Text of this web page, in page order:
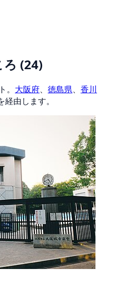
(24)
大阪府、 徳島県、 香川
経由します。